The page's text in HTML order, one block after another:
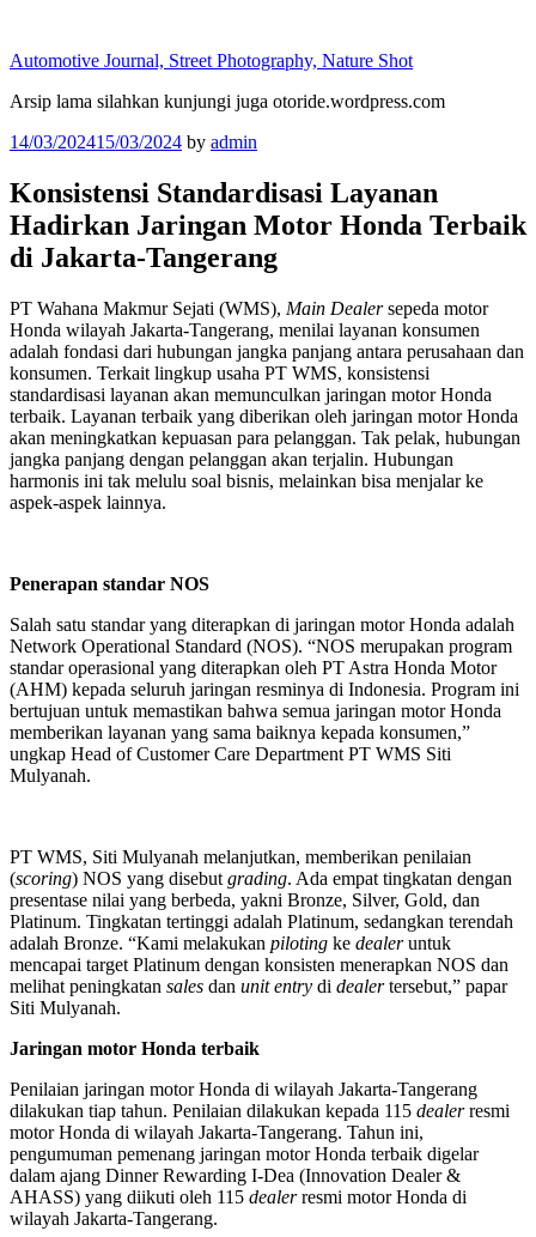
content
Automotive Journal, Street Photography, Nature Shot
Arsip lama silahkan kunjungi juga otoride.wordpress.com
Posted
14/03/202415/03/2024 by admin
Konsistensi Standardisasi Layanan
Hadirkan Jaringan Motor Honda Terbaik
di Jakarta-Tangerang
PT Wahana Makmur Sejati (WMS), Main Dealersepeda motor
Honda wilayah Jakarta-Tangerang, menilai layanan konsumen
adalah fondasi dari hubungan jangka panjang antara perusahaan dan
konsumen. Terkait lingkup usaha PT WMS, konsistensi
standardisasi layanan akan memunculkan jaringan motor Honda
terbaik. Layanan terbaik yang diberikan oleh jaringan motor Honda
akan meningkatkan kepuasan para pelanggan. Tak pelak, hubungan
jangka panjang dengan pelanggan akan terjalin. Hubungan
harmonis ini tak melulu soal bisnis, melainkan bisa menjalar ke
aspek-aspek lainnya.
Penerapan standar NOS
Salah satu standar yang diterapkan di jaringan motor Honda adalah
Network Operational Standard (NOS). “NOS merupakan program
standar operasional yang diterapkan oleh PT Astra Honda Motor
(AHM) kepada seluruh jaringan resminya di Indonesia. Program ini
bertujuan untuk memastikan bahwa semua jaringan motor Honda
memberikan layanan yang sama baiknya kepada konsumen,”
ungkap Head of Customer Care Department PT WMS Siti
Mulyanah.
PT WMS, Siti Mulyanah melanjutkan, memberikan penilaian
(scoring) NOS yang disebut grading. Ada empat tingkatan dengan
presentase nilai yang berbeda, yakni Bronze, Silver, Gold, dan
Platinum. Tingkatan tertinggi adalah Platinum, sedangkan terendah
adalah Bronze. “Kami melakukan piloting ke dealeruntuk
mencapai target Platinum dengan konsisten menerapkan NOS dan
melihat peningkatan sales dan unit entry di dealertersebut,” papar
Siti Mulyanah.
Jaringan motor Honda terbaik
Penilaian jaringan motor Honda di wilayah Jakarta-Tangerang
dilakukan tiap tahun. Penilaian dilakukan kepada 115 dealerresmi
motor Honda di wilayah Jakarta-Tangerang. Tahun ini,
pengumuman pemenang jaringan motor Honda terbaik digelar
dalam ajang Dinner Rewarding I-Dea (Innovation Dealer &
AHASS) yang diikuti oleh 115 dealerresmi motor Honda di
wilayah Jakarta-Tangerang.